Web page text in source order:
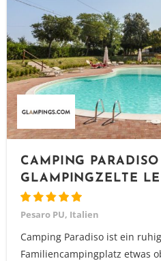
CAMPING PARADISO
GLAMPINGZELTE
Pesaro PU, Italien
Camping Paradiso ist ein
Familiencampingplatz etwas